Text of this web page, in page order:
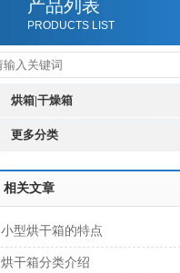
产品列表
PRODUCTS LIST
烘箱|干燥箱
更多分类
相关文章
小型烘干箱的特点
烘干箱分类介绍